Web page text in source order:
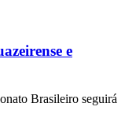
e
Brasileiro seguirá